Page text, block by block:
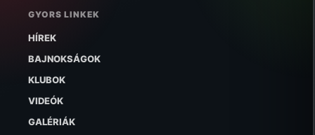
GYORS LINKEK
HÍREK
BAJNOKSÁGOK
KLUBOK
VIDEÓK
GALÉRIÁK